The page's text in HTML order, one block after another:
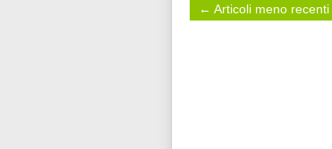
← Articoli meno recenti